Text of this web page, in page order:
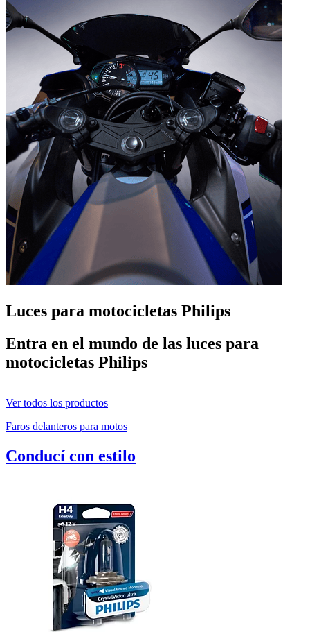
Luces para motocicletas Philips
Entra en el mundo de las luces para
motocicletas Philips
Ver todos los productos
Faros delanteros para motos
Conducí con estilo